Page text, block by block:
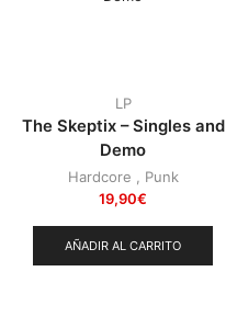
LP
The Skeptix – Singles and
Demo
Hardcore
Punk
19,90€
AÑADIR AL CARRITO